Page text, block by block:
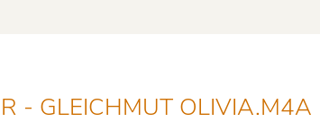
- GLEICHMUT OLIVIA.M4A